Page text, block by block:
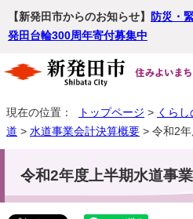
【新発田市からのお知らせ】 防災・
発田台輪300周年寄付募集中
現在の位置： トップページ > くらし
道 > 水道事業会計決算概要 > 令和2
令和2年度上半期水道事